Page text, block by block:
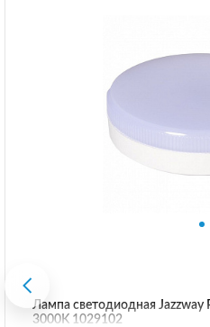
Лампа светодиодная Jazzway
3000K 1029102